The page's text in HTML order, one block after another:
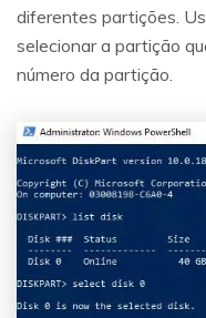
diferentes partições.
selecionar a partição
número da partição.